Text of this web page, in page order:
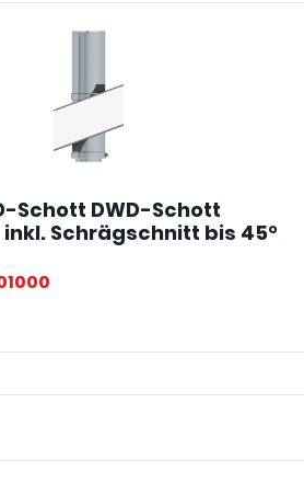
Schott DWD-Schott
Schrägschnitt bis 45°